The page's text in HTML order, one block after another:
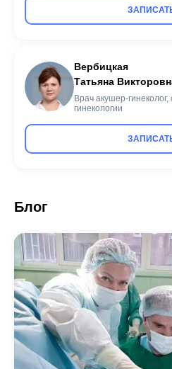
Вербицкая
Татьяна
Врач акушер-
гинекологии
Блог